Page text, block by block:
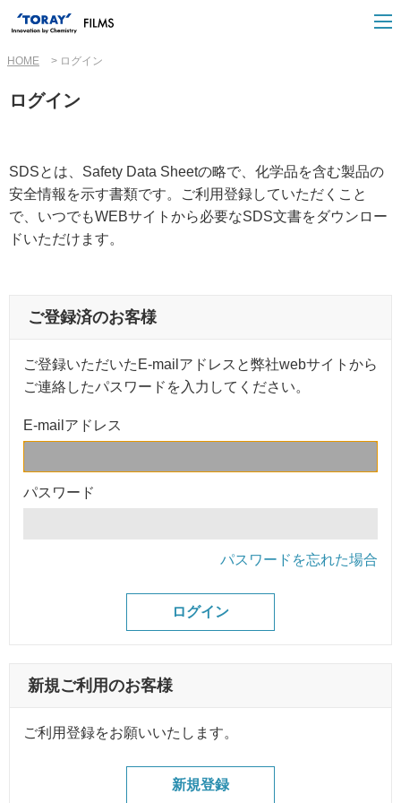
HOME ログイン
ログイン
SDSとは、Safety Data Sheetの略で、化学品を含む製品の
安全情報を示す書類です。ご利用登録していただくこと
で、いつでもWEBサイトから必要なSDS文書をダウンロー
ドいただけます。
ご登録済のお客様
ご登録いただいたE-mailアドレスと弊社webサイトから
ご連絡したパスワードを入力してください。
E-mailアドレス
パスワード
パスワードを忘れた場合
新規ご利用のお客様
ご利用登録をお願いいたします。
新規登録